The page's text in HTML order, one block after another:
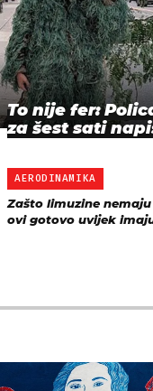
To nije fer:
za šest sati
AERODINAMIKA
Zašto limuzine
ovi gotovo uvijek